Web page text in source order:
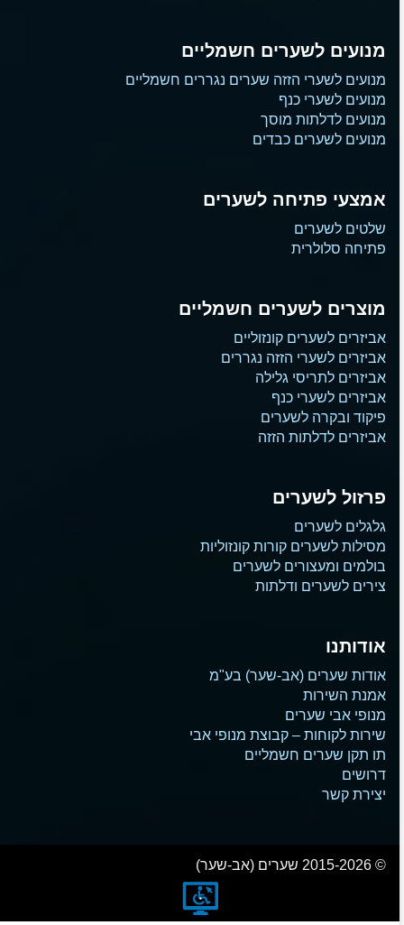
מנועים לשערים חשמליים
מנועים לשערי הזזה שערים נגררים חשמליים
מנועים לשערי כנף
מנועים לדלתות מוסך
מנועים לשערים כבדים
אמצעי פתיחה לשערים
שלטים לשערים
פתיחה סלולרית
מוצרים לשערים חשמליים
אביזרים לשערים קונזוליים
אביזרים לשערי הזזה נגררים
אביזרים לתריסי גלילה
אביזרים לשערי כנף
פיקוד ובקרה לשערים
אביזרים לדלתות הזזה
פרזול לשערים
גלגלים לשערים
מסילות לשערים קורות קונזוליות
בולמים ומעצורים לשערים
צירים לשערים ודלתות
אודותנו
אודות שערים (אב-שער) בע"מ
אמנת השירות
מנופי אבי שערים
שירות לקוחות – קבוצת מנופי אבי
תו תקן שערים חשמליים
דרושים
יצירת קשר
© 2015-2026 שערים (אב-שער)